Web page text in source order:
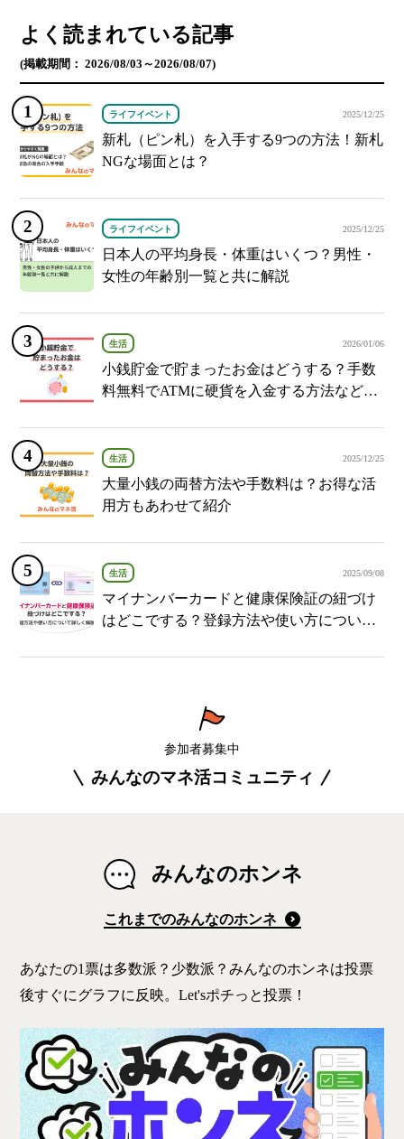
よく読まれている記事
(掲載期間： 2026/08/03～2026/08/07)
ライフイベント 2025/12/25
新札（ピン札）を入手する9つの方法！新札
NGな場面とは？
ライフイベント 2025/12/25
日本人の平均身長・体重はいくつ？男性・
女性の年齢別一覧と共に解説
生活 2026/01/06
小銭貯金で貯まったお金はどうする？手数
料無料でATMに硬貨を入金する方法など紹
生活 2025/12/25
大量小銭の両替方法や手数料は？お得な活
用方もあわせて紹介
生活 2025/09/08
マイナンバーカードと健康保険証の紐づけ
はどこでする？登録方法や使い方について
参加者募集中
みんなのマネ活コミュニティ
みんなのホンネ
これまでのみんなのホンネ
あなたの1票は多数派？少数派？みんなのホンネは投票
後すぐにグラフに反映。Let'sポチっと投票！